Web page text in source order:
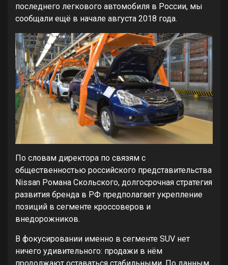
последнего легкового автомобиля в России, мы
сообщали ещё в начале августа 2018 года.
По словам директора по связям с
общественностью российского представительства
Nissan Романа Скольского, долгосрочная стратегия
развития бренда в РФ предполагает укрепление
позиций в сегменте кроссоверов и
внедорожников.
В фокусировании именно в сегменте SUV нет
ничего удивительного: продажи в нём